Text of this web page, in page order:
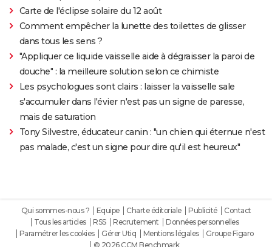
Carte de l'éclipse solaire du 12 août
Comment empêcher la lunette des toilettes de glisser
dans tous les sens ?
"Appliquer ce liquide vaisselle aide à dégraisser la paroi de
douche" : la meilleure solution selon ce chimiste
Les psychologues sont clairs : laisser la vaisselle sale
s'accumuler dans l'évier n'est pas un signe de paresse,
mais de saturation
Tony Silvestre, éducateur canin : "un chien qui éternue n'est
pas malade, c'est un signe pour dire qu'il est heureux"
Qui sommes-nous ? Equipe Charte éditoriale Publicité
Contact
Tous les articles
RSS Recrutement
Données personnelles
Paramétrer les cookies
Gérer Utiq Mentions légales
Groupe Figaro
© 2026 CCM Benchmark